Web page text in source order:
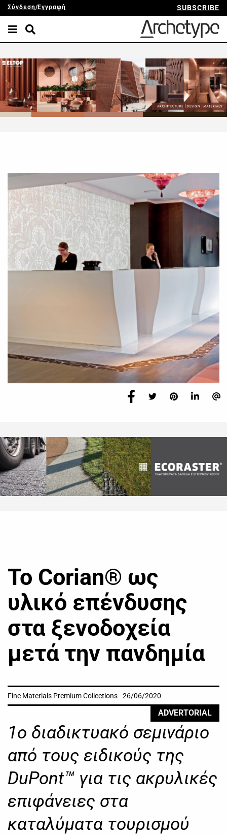
Σύνδεση/Εγγραφή SUBSCRIBE
Το Corian® ως
υλικό επένδυσης
στα ξενοδοχεία
μετά την πανδημία
Fine Materials Premium Collections - 26/06/2020
ADVERTORIAL
1ο διαδικτυακό σεμινάριο
από τους ειδικούς της
DuPont™ για τις ακρυλικές
επιφάνειες στα
καταλύματα τουρισμού